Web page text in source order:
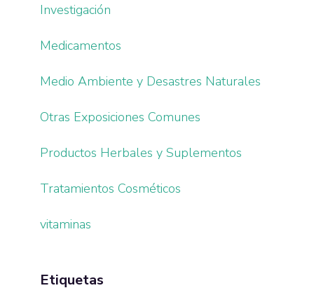
Investigación
Medicamentos
Medio Ambiente y Desastres Naturales
Otras Exposiciones Comunes
Productos Herbales y Suplementos
Tratamientos Cosméticos
vitaminas
Etiquetas